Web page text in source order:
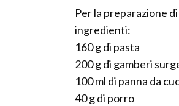
Per la preparazione
ingredienti:
160 g di pasta
200 g di gamberi
100 ml di panna da
40 g di porro